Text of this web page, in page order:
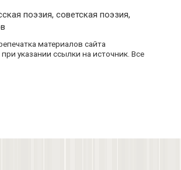
поэзия, советская поэзия,
материалов сайта
указании ссылки на источник. Все